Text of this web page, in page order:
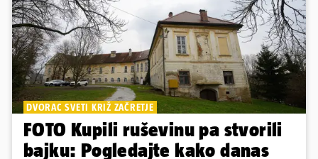
DVORAC SVETI KRIŽ ZAČRETJE
FOTO Kupili ruševinu pa stvorili
bajku: Pogledajte kako danas